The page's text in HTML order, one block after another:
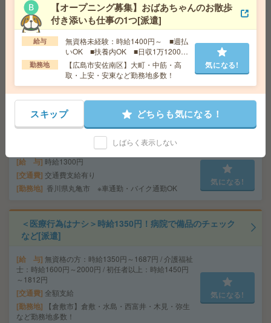
【ほぼ完全在宅！】自宅で住所変更などのデータ入力＆
受付！時給1490円～[派遣]
時給1490円～1690円
交通費 交通費別途支給（規定）
広島県広島市 市役所前から徒歩1分／鷹野橋
給与即払いOK！高時給！土日休み！日勤のお仕事！入力
給 与 時給1300円
交通費 交通費支給有り
勤務地 香川県丸亀市 ※車通勤・バイク通勤OK
気になる!
＜医療行為はナシ＞時給1350円！病院で備品のチェック
など[派遣]
給 与 無資格の方：時給1350円～1687円 / 介護福祉
士：時給1600円～2000円 / 初任者以上：時給1450円
～1812円
交通費 全額支給
勤務地
【倉敷市】倉敷・水島・西富井・木見・弥生
など勤務地多数！
気になる!
【オープニング募集】おばあちゃんのお散歩
付き添いも仕事の1つ[派遣]
給与
無資格未経験：時給1400円～ ■週払
いOK ■扶養内OK ■日収1万1200円
以上
勤務地
【広島市安佐南区】大町・中筋・高
取・上安・安東など勤務地多数！
気になる!
スキップ どちらも気になる！
しばらく表示しない